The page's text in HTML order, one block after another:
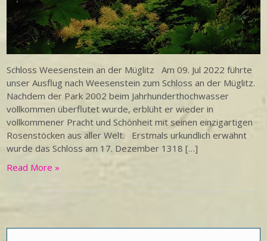
Schloss Weesenstein an der Müglitz Am 09. Jul 2022 führte
unser Ausflug nach Weesenstein zum Schloss an der Müglitz.
Nachdem der Park 2002 beim Jahrhunderthochwasser
vollkommen überflutet wurde, erblüht er wieder in
vollkommener Pracht und Schönheit mit seinen einzigartigen
Rosenstöcken aus aller Welt. Erstmals urkundlich erwähnt
wurde das Schloss am 17. Dezember 1318 […]
Read More »